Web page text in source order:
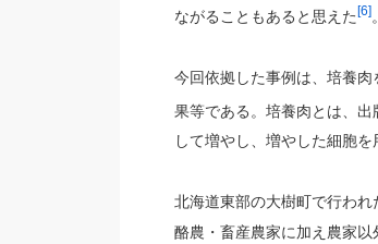
ながることもあると思えた [6]。
今回依拠した事例は、培養
果等である。培養肉とは、出
して増やし、増やした細胞を
北海道東部の大樹町で行わ
酪農・畜産農家に加え農家